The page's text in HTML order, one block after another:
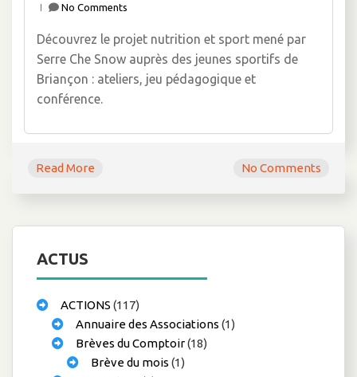
No Comments
Découvrez le projet nutrition et sport mené par
Serre Che Snow auprès des jeunes sportifs de
Briançon : ateliers, jeu pédagogique et
conférence.
Read More No Comments
ACTUS
ACTIONS (117)
Annuaire des Associations (1)
Brèves du Comptoir(18)
Brève du mois (1)